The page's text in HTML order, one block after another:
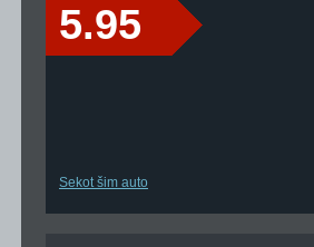
5.95
Sekot šim auto